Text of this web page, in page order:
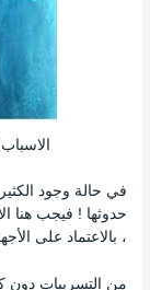
في حالة وجود
حدوثها ! فيجب هنا
، بالاعتماد على
من التسريبات دون